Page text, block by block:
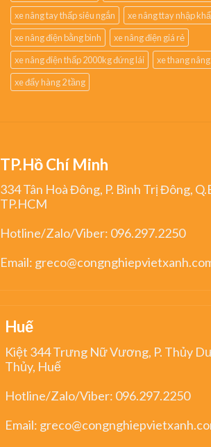
xe nâng tay thấp siêu ngắn
xe nâng ttay nhập
xe nâng điện bằng bình
xe nâng điện giá rẻ
xe nâng điện thấp 2000kg đứng lái
xe thang
xe đẩy hàng 2 tầng
TP.Hồ Chí Minh
334 Tân Hoà Đông, P. Bình Trị Đông,
TP.HCM
Hotline/Zalo/Viber: 096.297.2250
Email:
Huế
Kiệt 344 Trưng Nữ Vương, P. Thủy
Thủy, Huế
Hotline/Zalo/Viber: 096.297.2250
Email: